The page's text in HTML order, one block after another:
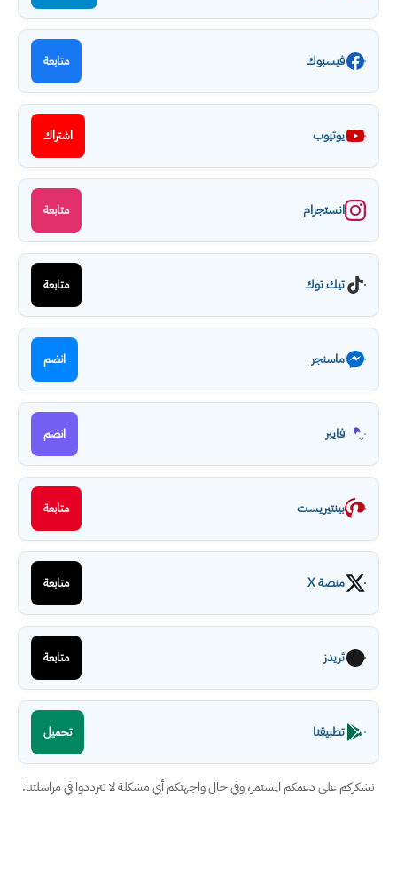
فيسبوك متابعة
يوتيوب اشتراك
انستجرام متابعة
تيك توك متابعة
ماسنجر انضم
فايبر انضم
بينتيريست متابعة
منصة X متابعة
ثريدز متابعة
تطبيقنا تحميل
نشكركم على دعمكم المستمر، وفي حال واجهتكم أي مشكلة لا تترددوا في مراسلتنا.